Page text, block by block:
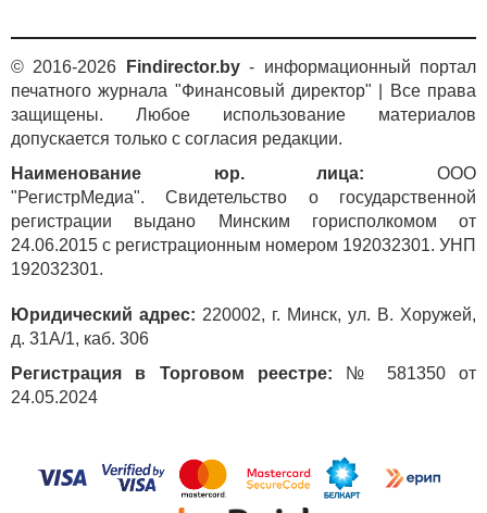
© 2016-2026 Findirector.by- информационный портал
печатного журнала "Финансовый директор" | Все права
защищены. Любое использование материалов
допускается только с согласия редакции.
Наименование юр. лица: ООО
"РегистрМедиа". Свидетельство о государственной
регистрации выдано Минским горисполкомом от
24.06.2015 с регистрационным номером 192032301. УНП
192032301.
Юридический адрес: 220002, г. Минск, ул. В. Хоружей,
д. 31А/1, каб. 306
Регистрация в Торговом реестре: № 581350 от
24.05.2024